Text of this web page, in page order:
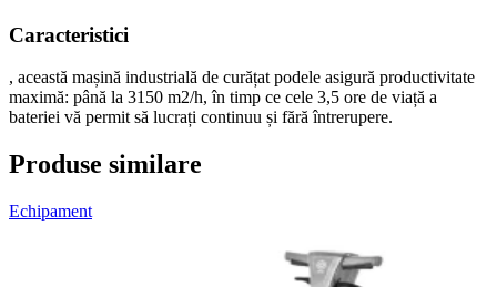
Caracteristici
, această mașină industrială de curățat podele asigură productivitate
maximă: până la 3150 m2/h, în timp ce cele 3,5 ore de viață a
bateriei vă permit să lucrați continuu și fără întrerupere.
Produse similare
Echipament